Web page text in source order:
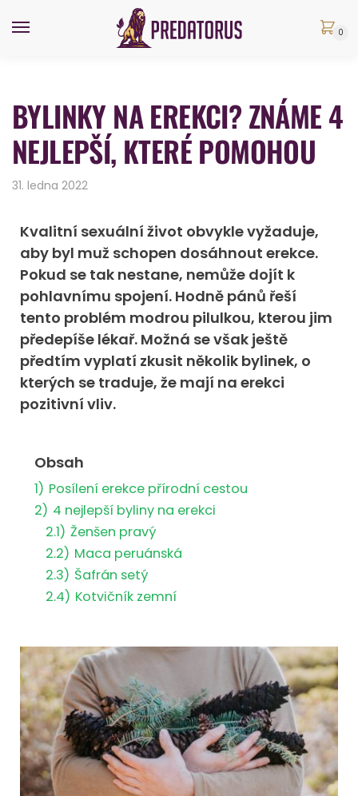
0
BYLINKY NA EREKCI? ZNÁME 4
NEJLEPŠÍ, KTERÉ POMOHOU
31. ledna 2022
Kvalitní sexuální život obvykle vyžaduje,
aby byl muž schopen dosáhnout erekce.
Pokud se tak nestane, nemůže dojít k
pohlavnímu spojení. Hodně pánů řeší
tento problém modrou pilulkou, kterou jim
předepíše lékař. Možná se však ještě
předtím vyplatí zkusit několik bylinek, o
kterých se traduje, že mají na erekci
pozitivní vliv.
Obsah
1) Posílení erekce přírodní cestou
2) 4 nejlepší byliny na erekci
2.1) Ženšen pravý
2.2) Maca peruánská
2.3) Šafrán setý
2.4) Kotvičník zemní